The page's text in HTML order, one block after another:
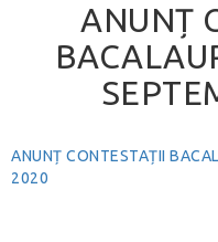
ANUNȚ
ANUNȚ CONTESTAȚII
2020